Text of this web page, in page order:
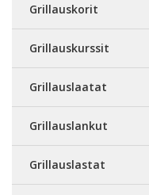
Grillauskorit
Grillauskurssit
Grillauslaatat
Grillauslankut
Grillauslastat